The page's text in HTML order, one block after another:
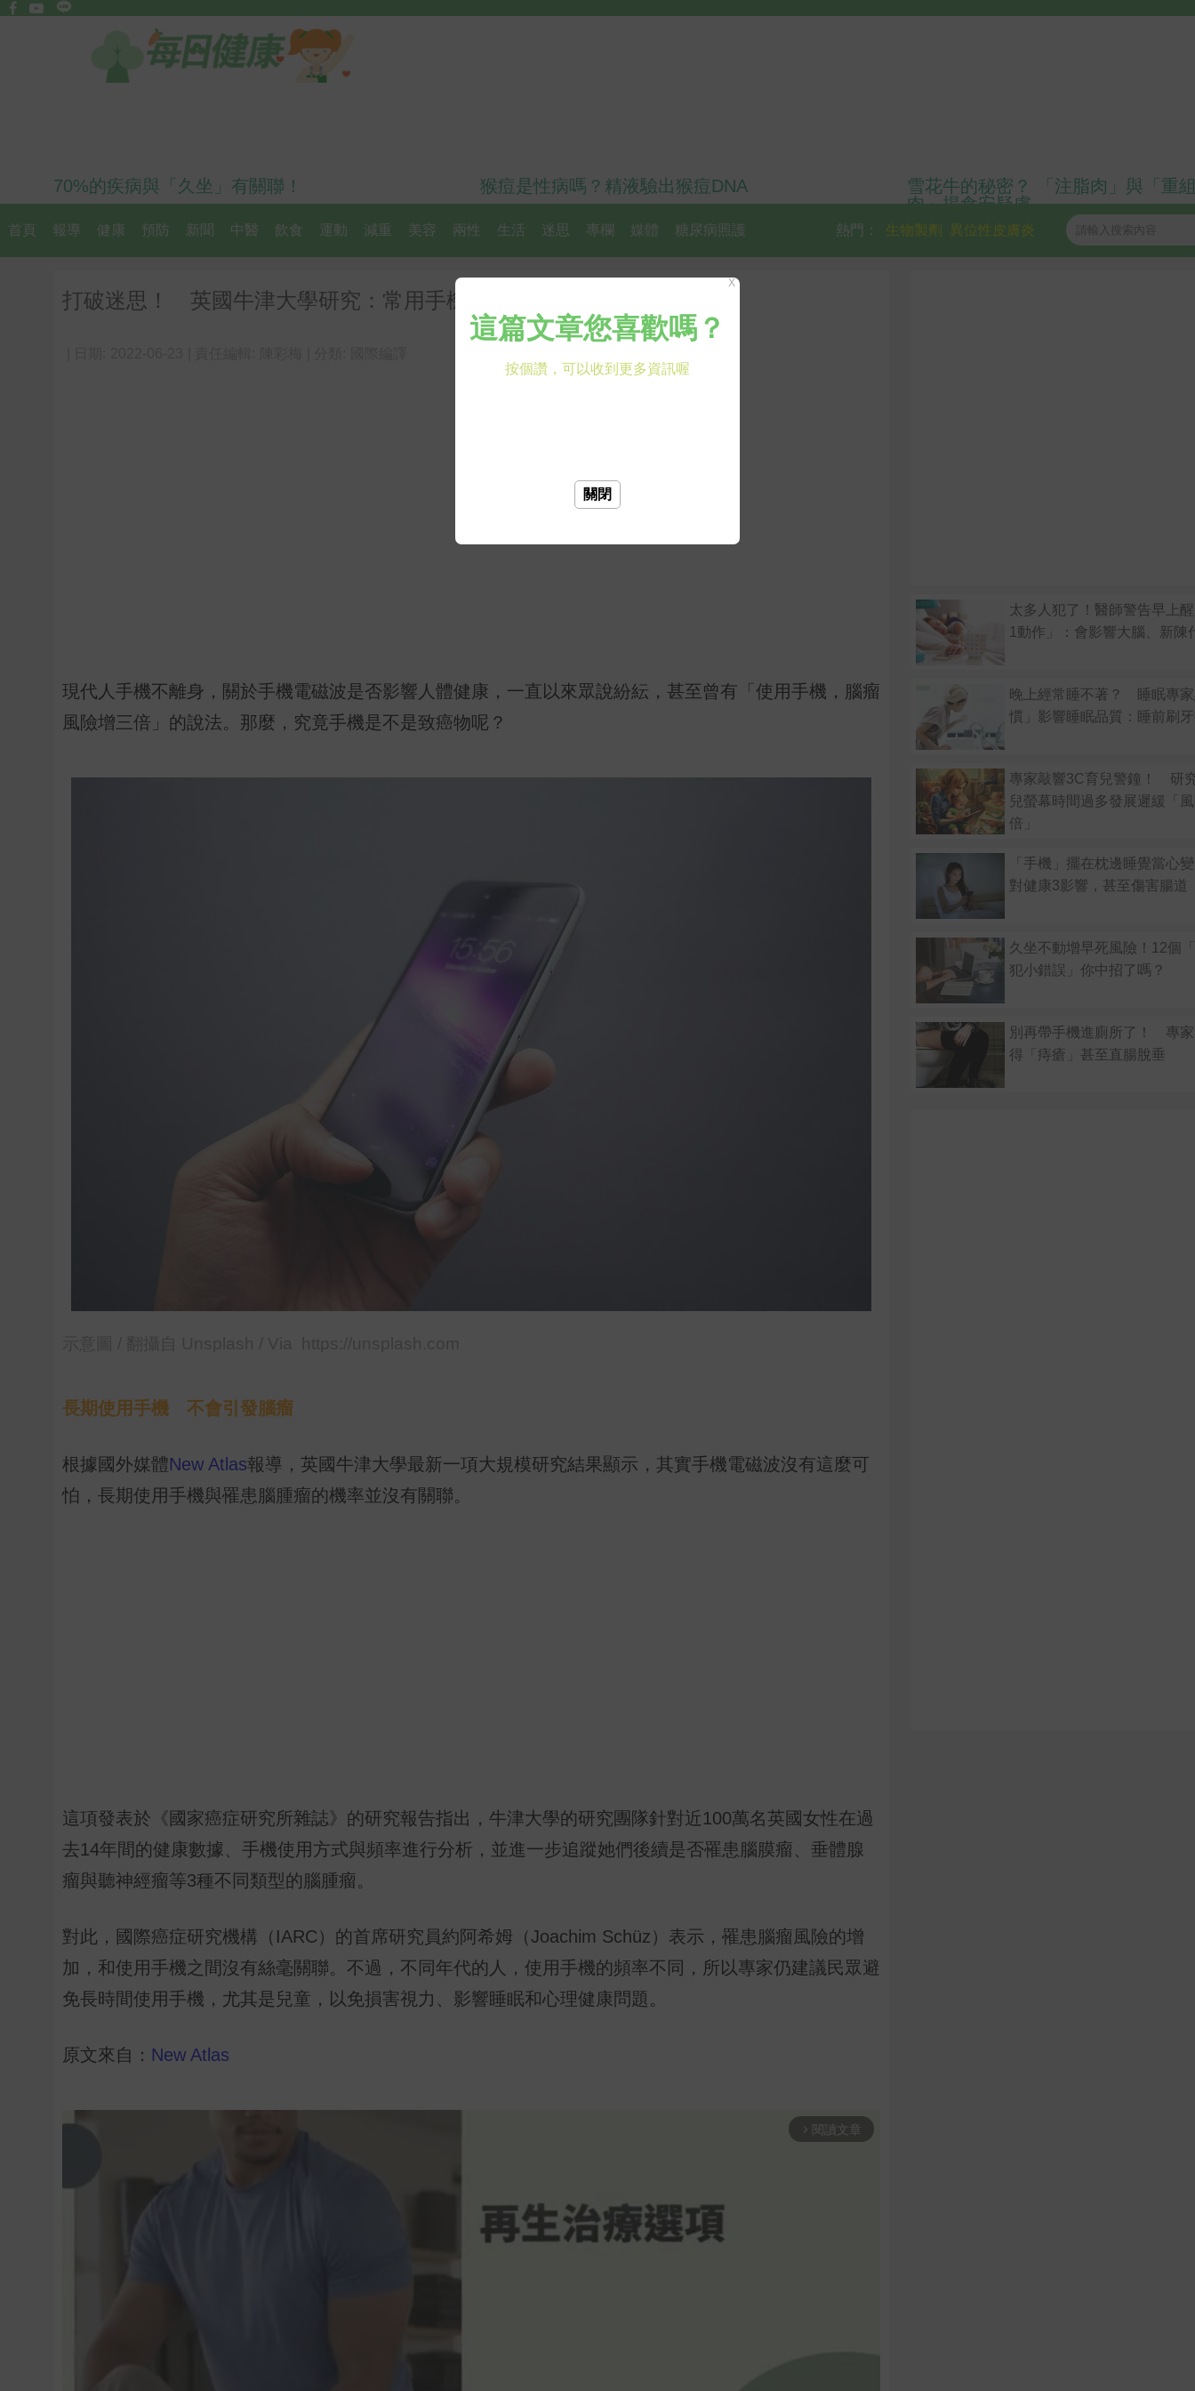
70%的疾病與「久坐」有關聯！ 猴痘是性病嗎？精液驗出猴痘DNA
雪花牛的秘密？ 「注脂肉」與「重
肉」揭食安疑慮
首頁 報導 健康 預防 新聞 中醫 飲食 運動 減重 美容 兩性 生活 迷思 專欄 媒體 糖尿病照護 異位性皮膚炎
生物製劑
熱門：
打破迷思！ 英國牛津大學研究：常用手機不會增加腦瘤風險
現代人手機不離身，關於手機電磁波是否影響人體健康，一直以來眾說紛紜，甚至曾有「使用手機，腦瘤
風險增三倍」的說法。那麼，究竟手機是不是致癌物呢？
長期使用手機 不會引發腦瘤
根據國外媒體New Atlas報導，英國牛津大學最新一項大規模研究結果顯示，其實手機電磁波沒有這麼可
怕，長期使用手機與罹患腦腫瘤的機率並沒有關聯。
這項發表於《國家癌症研究所雜誌》的研究報告指出，牛津大學的研究團隊針對近100萬名英國女性在過
去14年間的健康數據、手機使用方式與頻率進行分析，並進一步追蹤她們後續是否罹患腦膜瘤、垂體腺
瘤與聽神經瘤等3種不同類型的腦腫瘤。
對此，國際癌症研究機構（IARC）的首席研究員約阿希姆（Joachim Schüz）表示，罹患腦瘤風險的增
加，和使用手機之間沒有絲毫關聯。不過，不同年代的人，使用手機的頻率不同，所以專家仍建議民眾避
免長時間使用手機，尤其是兒童，以免損害視力、影響睡眠和心理健康問題。
原文來自： New Atlas
arrow_forward_ios 閱讀文章
太多人犯了！醫師警告早上
1動作」：會影響大腦、新陳
晚上經常睡不著？ 睡眠專
慣」影響睡眠品質：睡前刷
專家敲響3C育兒警鐘！ 研
兒螢幕時間過多發展遲緩「
倍」
「手機」擺在枕邊睡覺當心
對健康3影響，甚至傷害腸道
久坐不動增早死風險！12個
犯小錯誤」你中招了嗎？
別再帶手機進廁所了！ 專
得「痔瘡」甚至直腸脫垂
X
關閉